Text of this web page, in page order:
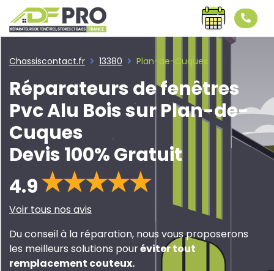
Chassiscontact.fr 13380 Plan-de-Cuques
Réparateurs de fenêtres
Pvc Alu Bois sur Plan-de-
Cuques
Devis 100% Gratuit
4.9
Voir tous nos avis
Du conseil à la réparation, nous vous proposerons
les meilleurs solutions pouréviter tout
remplacement couteux.